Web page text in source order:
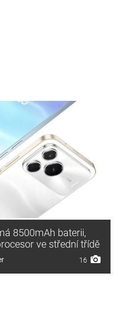
8500mAh baterii,
ve střední třídě
16